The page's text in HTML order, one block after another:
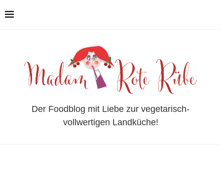
Der Foodblog mit Liebe zur vegetarisch-
vollwertigen Landküche!